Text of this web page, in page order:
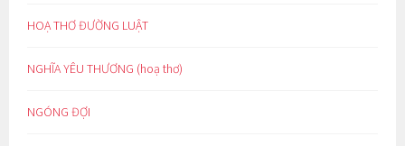
HOẠ THƠ ĐƯỜNG LUẬT
NGHĨA YÊU THƯƠNG (hoạ thơ)
NGÓNG ĐỢI